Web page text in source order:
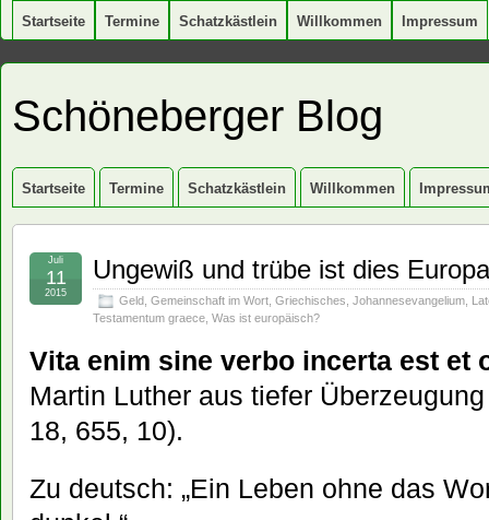
Startseite Termine Schatzkästlein Willkommen Impressum
Schöneberger Blog
Startseite Termine Schatzkästlein Willkommen
Ungewiß und trübe ist dies
Geld Gemeinschaft im Wort Griechisches Johannesevangelium
Testamentum graece Was ist europäisch?
Juli
11
2015
Vita enim sine verbo incerta est et
Martin Luther aus tiefer
18, 655, 10).
Zu deutsch: „Ein Leben ohne das